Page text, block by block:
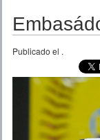
TEMPORADAS
Publicado el .